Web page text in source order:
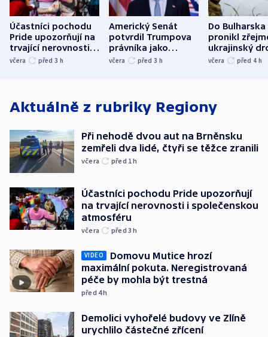
Účastníci pochodu
Pride upozorňují na
trvající nerovnosti i
společenskou
včera před 3 h
Americký Senát
potvrdil Trumpova
právníka jako
ministra
včera před 3 h
Do Bulharska
pronikl
ukrajinský
explodoval
včera před 4 h
Aktuálně z rubriky Regiony
Při nehodě dvou aut na Brněnsku
zemřeli dva lidé, čtyři se těžce zranili
včera před 1h
Účastníci pochodu Pride upozorňují
na trvající nerovnosti i společenskou
atmosféru
včera před 3h
VIDEO
Domovu Mutice hrozí
maximální pokuta. Neregistrovaná
péče by mohla být trestná
před 4h
Demolici vyhořelé budovy ve Zlíně
urychlilo částečné zřícení